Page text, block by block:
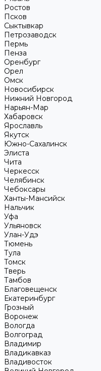
Ростов
Псков
Сыктывкар
Петрозаводск
Пермь
Пенза
Оренбург
Орел
Омск
Новосибирск
Нижний Новгород
Нарьян-Мар
Хабаровск
Ярославль
Якутск
Южно-Сахалинск
Элиста
Чита
Черкесск
Челябинск
Чебоксары
Ханты-Мансийск
Нальчик
Уфа
Ульяновск
Улан-Удэ
Тюмень
Тула
Томск
Тверь
Тамбов
Благовещенск
Екатеринбург
Грозный
Воронеж
Вологда
Волгоград
Владимир
Владикавказ
Владивосток